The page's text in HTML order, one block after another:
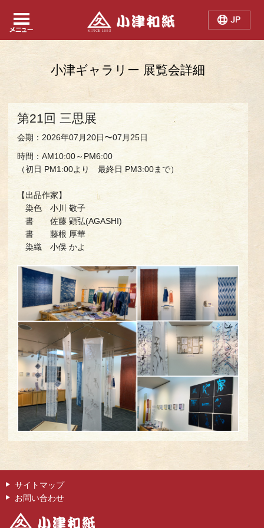
Japanese
English
Chinese
小津ギャラリー 展覧会詳細
第21回 三思展
会期：2026年07月20日〜07月25日
時間：AM10:00～PM6:00
（初日 PM1:00より 最終日 PM3:00まで）
【出品作家】
染色 小川 敬子
書 佐藤 顕弘(AGASHI)
書 藤根 厚華
染織 小俣 かよ
サイトマップ
お問い合わせ